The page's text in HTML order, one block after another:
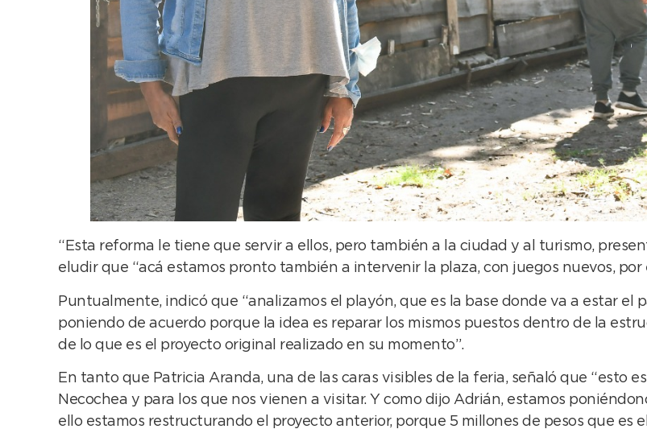
“Esta reforma le tiene que servir a ellos, pero también a la ciudad y al turismo,
eludir que “acá estamos pronto también a intervenir la plaza, con juegos nuevos,
Puntualmente, indicó que “analizamos el playón, que es la base donde va a estar el
poniendo de acuerdo porque la idea es reparar los mismos puestos dentro de la
de lo que es el proyecto original realizado en su momento”.
En tanto que Patricia Aranda, una de las caras visibles de la feria, señaló que “esto
Necochea y para los que nos vienen a visitar. Y como dijo Adrián, estamos
ello estamos restructurando el proyecto anterior, porque 5 millones de pesos que es